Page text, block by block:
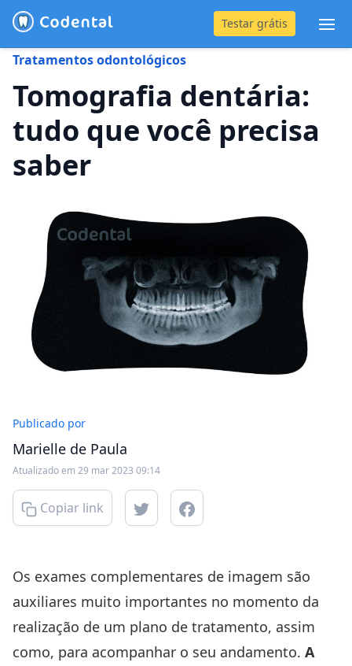
Testar grátis
Blog
Recursos
Entrar
Tratamentos odontológicos
Tomografia dentária:
tudo que você precisa
saber
Publicado por
Marielle de Paula
Atualizado em 29 mar 2023 09:14
Copiar link
Os exames complementares de imagem são
auxiliares muito importantes no momento da
realização de um plano de tratamento, assim
como, para acompanhar o seu andamento. A